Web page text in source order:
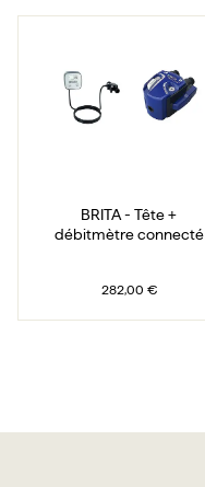
BRITA - Tête +
débitmètre connecté
282,00 €